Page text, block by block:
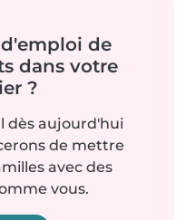
de
dans votre
?
dès aujourd'hui
de mettre
avec des
vous.